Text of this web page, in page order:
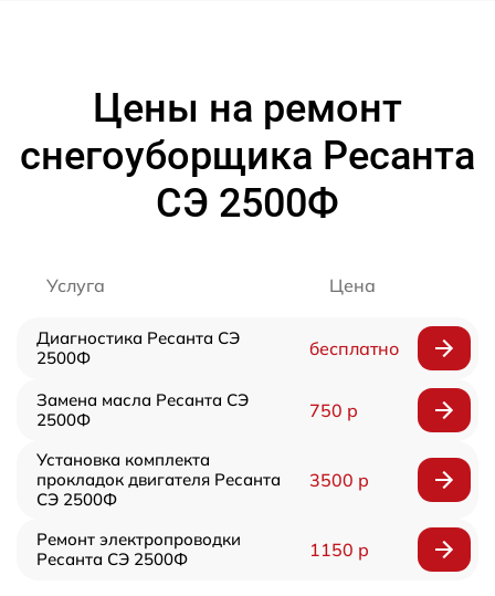
Цены на ремонт
снегоуборщика Ресанта
СЭ 2500Ф
Услуга Цена
Диагностика Ресанта СЭ
2500Ф
бесплатно
Замена масла Ресанта СЭ
2500Ф
750 р
Установка комплекта
прокладок двигателя Ресанта
СЭ 2500Ф
3500 р
Ремонт электропроводки
Ресанта СЭ 2500Ф
1150 р